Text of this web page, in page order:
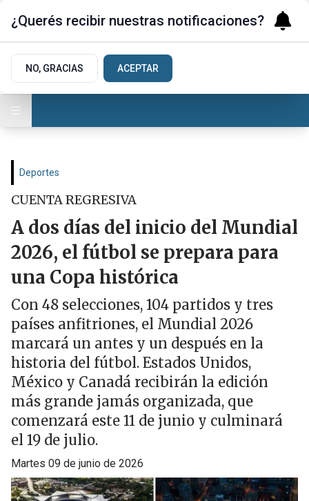
Deportes
CUENTA REGRESIVA
A dos días del inicio del Mundial
2026, el fútbol se prepara para
una Copa histórica
Con 48 selecciones, 104 partidos y tres
países anfitriones, el Mundial 2026
marcará un antes y un después en la
historia del fútbol. Estados Unidos,
México y Canadá recibirán la edición
más grande jamás organizada, que
comenzará este 11 de junio y culminará
el 19 de julio.
martes 09 de junio de 2026
¿Querés recibir nuestras notificaciones?
NO, GRACIAS ACEPTAR